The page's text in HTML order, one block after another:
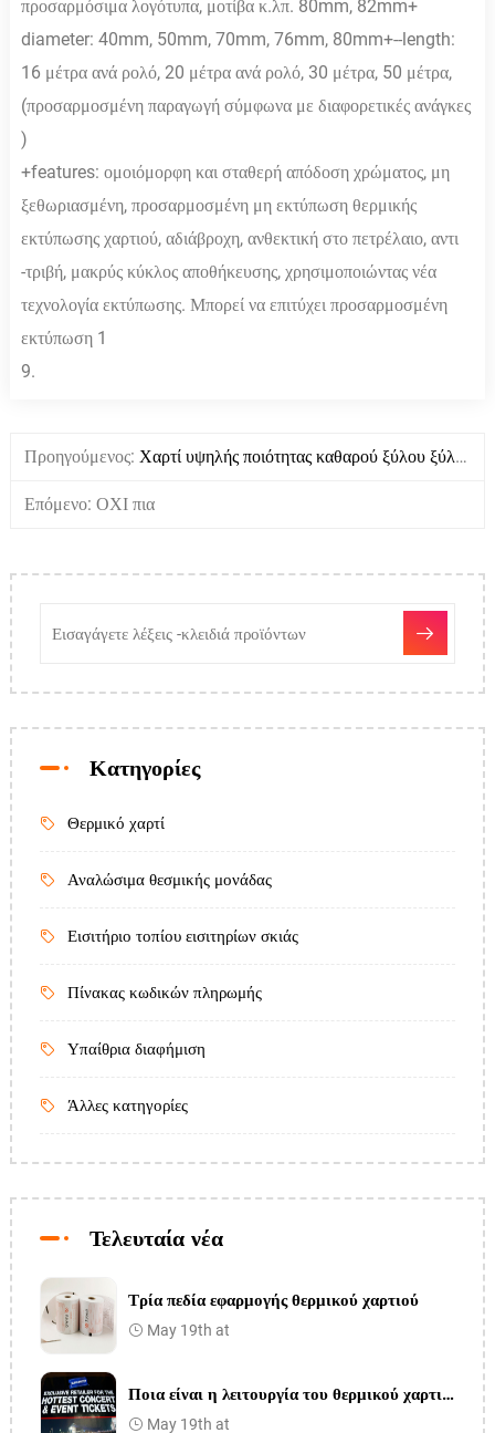
προσαρμόσιμα λογότυπα, μοτίβα κ.λπ. 80mm, 82mm+
diameter: 40mm, 50mm, 70mm, 76mm, 80mm+--length:
16 μέτρα ανά ρολό, 20 μέτρα ανά ρολό, 30 μέτρα, 50 μέτρα,
(προσαρμοσμένη παραγωγή σύμφωνα με διαφορετικές ανάγκες
)
+features: ομοιόμορφη και σταθερή απόδοση χρώματος, μη
ξεθωριασμένη, προσαρμοσμένη μη εκτύπωση θερμικής
εκτύπωσης χαρτιού, αδιάβροχη, ανθεκτική στο πετρέλαιο, αντι
-τριβή, μακρύς κύκλος αποθήκευσης, χρησιμοποιώντας νέα
τεχνολογία εκτύπωσης. Μπορεί να επιτύχει προσαρμοσμένη
εκτύπωση 1
9.
Προηγούμενος: Χαρτί υψηλής ποιότητας καθαρού ξύλου ξύλου
Επόμενο: ΟΧΙ πια
Κατηγορίες
Θερμικό χαρτί
Αναλώσιμα θεσμικής μονάδας
Εισιτήριο τοπίου εισιτηρίων σκιάς
Πίνακας κωδικών πληρωμής
Υπαίθρια διαφήμιση
Άλλες κατηγορίες
Τελευταία νέα
Τρία πεδία εφαρμογής θερμικού χαρτιού
May 19th at
Ποια είναι η λειτουργία του θερμικού χαρτιού και γιατί χρησιμοποιείται
May 19th at